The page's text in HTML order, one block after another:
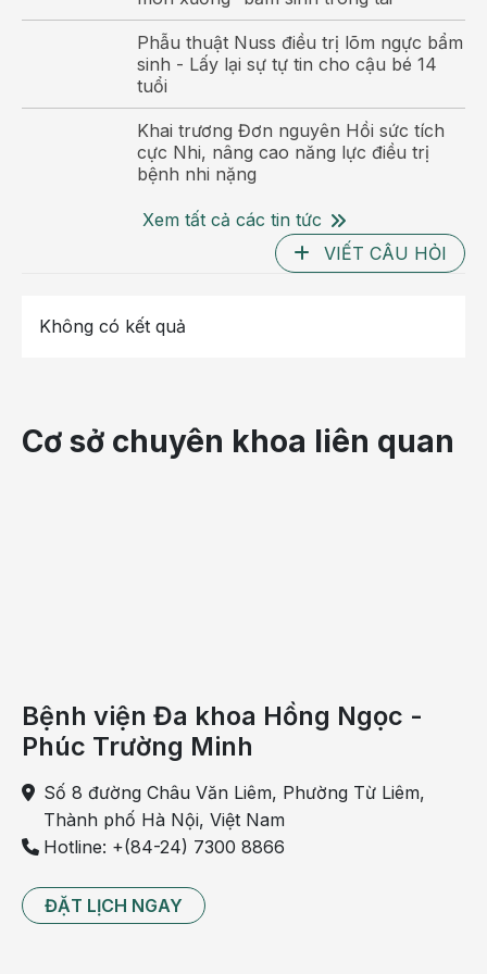
Với mục tiêu trở thành “nơi gửi trọn niềm tin” y tế,
Phòng khám Đa khoa Hồng Ngọc - Nguyễn Tuân
được mở ra sẽ đáp ứng nhu cầu chăm sóc sức khỏe
Thanh Xuân và các quận lân cận. Tại đây, bên cạnh
chất lượng cao.
Phẫu thuật Nuss điều trị lõm ngực bẩm
sinh - Lấy lại sự tự tin cho cậu bé 14
tuổi
Khai trương Đơn nguyên Hồi sức tích
cực Nhi, nâng cao năng lực điều trị
bệnh nhi nặng
Xem tất cả các tin tức
VIẾT CÂU HỎI
Không có kết quả
Cơ sở chuyên khoa liên quan
Bệnh viện Đa khoa Hồng Ngọc -
Phúc Trường Minh
Số 8 đường Châu Văn Liêm, Phường Từ Liêm,
Thành phố Hà Nội, Việt Nam
Hotline: +(84-24) 7300 8866
ĐẶT LỊCH NGAY